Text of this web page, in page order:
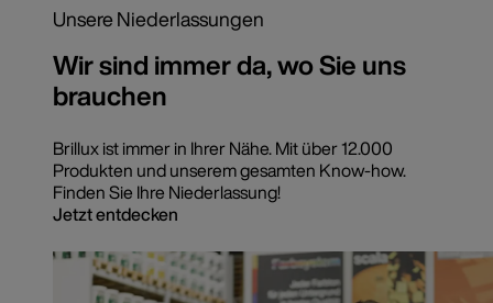
Unsere Niederlassungen
Wir sind immer da, wo Sie uns
brauchen
Brillux ist immer in Ihrer Nähe. Mit über 12.000
Produkten und unserem gesamten Know-how.
Finden Sie Ihre Niederlassung!
Jetzt entdecken